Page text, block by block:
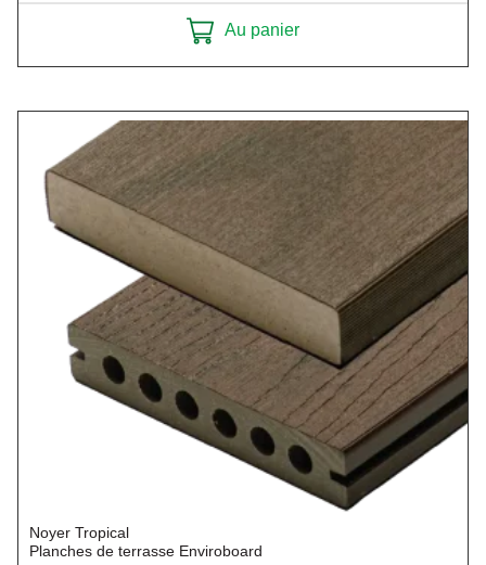
Au panier
Noyer Tropical
Planches de terrasse Enviroboard